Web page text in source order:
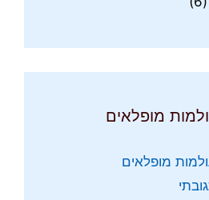
מופלאים
מופלאים